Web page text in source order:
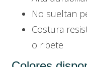
No sueltan
Costura
o ribete